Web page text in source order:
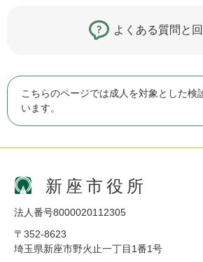
よくある質問と
こちらのページでは成人を対象とした検
います。
新座市役所
法人番号8000020112305
〒352-8623
埼玉県新座市野火止一丁目1番1号